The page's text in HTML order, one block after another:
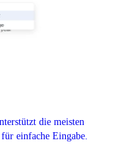
die meisten
einfache Eingabe.